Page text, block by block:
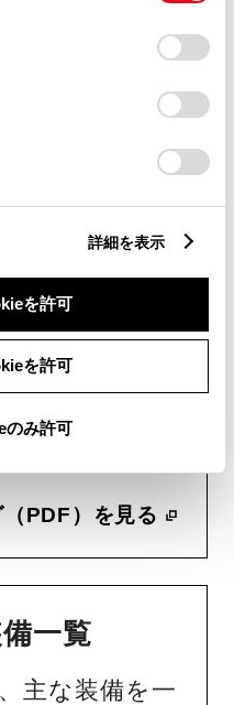
ー)が保存されることに同
ッキー)のオプトアウト、
るにあたっては、当社の
いについて
」をご覧くだ
詳細を表示
を許可
を許可
のみ許可
詳細を見る
・スペ
グ（PDF）
PDF）を見る
一覧
主な装備を一